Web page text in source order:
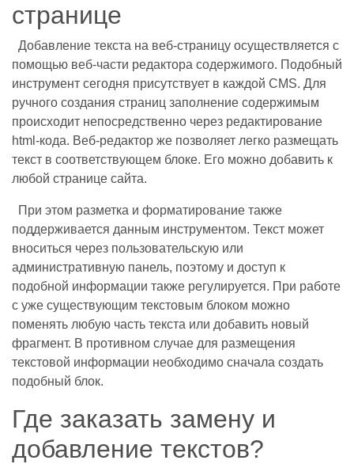
странице
Добавление текста на веб-страницу осуществляется с
помощью веб-части редактора содержимого. Подобный
инструмент сегодня присутствует в каждой CMS. Для
ручного создания страниц заполнение содержимым
происходит непосредственно через редактирование
html-кода. Веб-редактор же позволяет легко размещать
текст в соответствующем блоке. Его можно добавить к
любой странице сайта.
При этом разметка и форматирование также
поддерживается данным инструментом. Текст может
вноситься через пользовательскую или
административную панель, поэтому и доступ к
подобной информации также регулируется. При работе
с уже существующим текстовым блоком можно
поменять любую часть текста или добавить новый
фрагмент. В противном случае для размещения
текстовой информации необходимо сначала создать
подобный блок.
Где заказать замену и
добавление текстов?